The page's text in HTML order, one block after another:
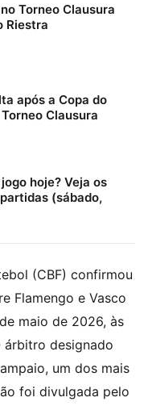
Torneo Clausura
Riestra
após a Copa do
Clausura
hoje? Veja os
(sábado,
(CBF) confirmou
Flamengo e Vasco
maio de 2026, às
árbitro designado
um dos mais
foi divulgada pelo